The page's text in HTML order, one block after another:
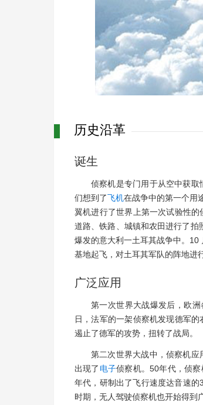
历史沿革
诞生
侦察机是专门用于从空中获取
们想到了飞机在战争中的第一个用
翼机进行了世界上第一次试验性的
道路、铁路、城镇和农田进行了拍
爆发的意大利一土耳其战争中。
基地起飞，对土耳其军队的阵地进
广泛应用
第一次世界大战爆发后，欧
日，法军的一架侦察机发现德军
遏止了德军的攻势，扭转了战局。
第二次世界大战中，侦察机
出现了 电子侦察机。50年代，侦
年代，研制出了飞行速度达音速的
时期，无人驾驶侦察机也开始得到